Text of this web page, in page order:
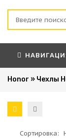
Honor » Чехлы
Сортировка: